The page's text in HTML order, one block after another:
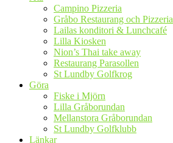
Campino Pizzeria
Gråbo Restaurang och Pizzeria
Lailas konditori & Lunchcafé
Lilla Kiosken
Nion’s Thai take away
Restaurang Parasollen
St Lundby Golfkrog
Göra
Fiske i Mjörn
Lilla Gråborundan
Mellanstora Gråborundan
St Lundby Golfklubb
Länkar